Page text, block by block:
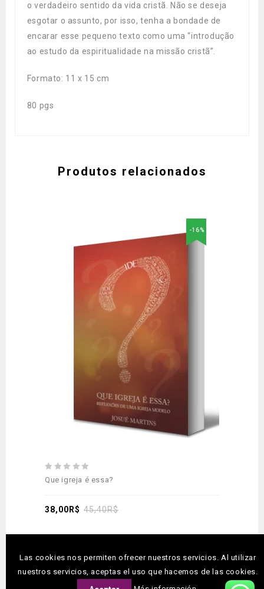
o verdadeiro sentido da vida cristã. Não se deseja
esgotar o assunto, por isso, tenha a bondade de
encarar esse pequeno texto como uma “introdução
ao estudo da espiritualidade na missão cristã”.
Formato: 11 x 15 cm
80 pgs
Produtos relacionados
-16%
0
5
Que igreja é essa?
45,40R$
38,00 R$
Siga-nos
Las cookies nos permiten ofrecer nuestros servicios. Al utilizar
nuestros servicios, aceptas el uso que hacemos de las cookies.